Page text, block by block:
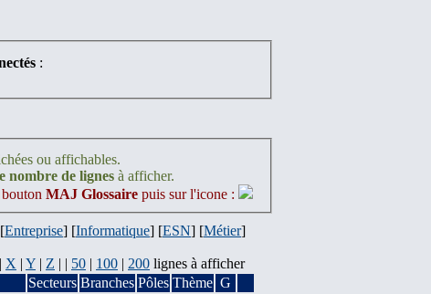
:
ou affichables.
nombre de lignes à afficher.
MAJ Glossaire puis sur l'icone :
Entreprise] [Informatique] [ESN] [Métier]
| X | Y | Z | | 50 | 100 | 200 lignes à afficher
Secteurs Branches Pôles Thème G